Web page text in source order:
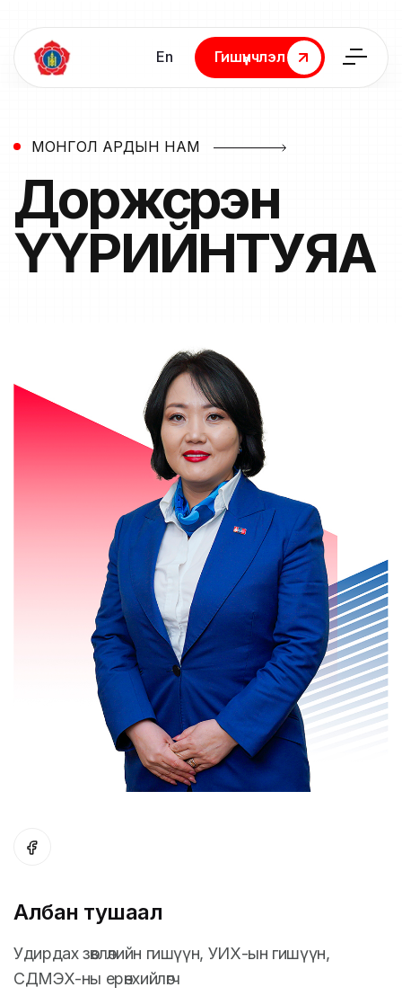
En
Гишүүнчлэл
Гишүүнчлэл
МОНГОЛ АРДЫН НАМ
Доржсүрэн
ҮҮРИЙНТУЯА
Албан тушаал
Удирдах зөвлөлийн гишүүн, УИХ-ын гишүүн,
СДМЭХ-ны ерөнхийлөгч